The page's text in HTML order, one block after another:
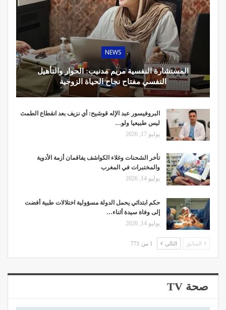
NEWS
المستشارة النفسية مريم مدنيب: الحوار والتأهيل
النفسي مفتاح نجاح الحياة الزوجية
البروفيسور عبد الإله قوشيح: أي نزيف بعد انقطاع الطمث
ليس طبيعيا ولو…
يوليو 17, 2026
تأخر الشحنات وغلاء الكواشف يفاقمان أزمة الأدوية
والمختبرات في المغرب
يوليو 14, 2026
حكم ابتدائي يحمل الدولة مسؤولية اختلالات طبية أفضت
إلى وفاة سيدة أثناء…
يوليو 14, 2026
السابق التالي 1 من 771
صحة TV